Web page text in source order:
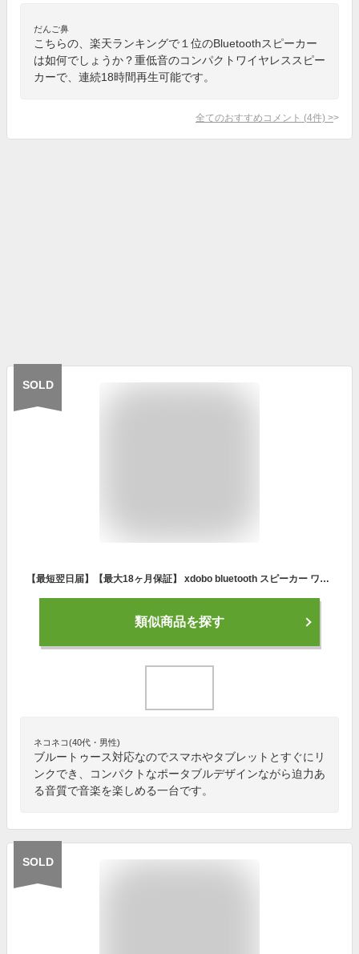
だんご鼻
こちらの、楽天ランキングで１位のBluetoothスピーカー
は如何でしょうか？重低音のコンパクトワイヤレススピー
カーで、連続18時間再生可能です。
全てのおすすめコメント (4件) >
SOLD
【最短翌日届】【最大18ヶ月保証】 xdobo bluetooth スピーカー ワイヤレススピーカー ブルートゥース スピーカー ポータブルスピーカー 30W / 20W 高音質 重低音 IPX6 デュアルパッシブラジエーター搭載 フルレンジトランスデューサー 防水
類似商品を探す
ネコネコ(40代・男性)
ブルートゥース対応なのでスマホやタブレットとすぐにリ
ンクでき、コンパクトなポータブルデザインながら迫力あ
る音質で音楽を楽しめる一台です。
SOLD